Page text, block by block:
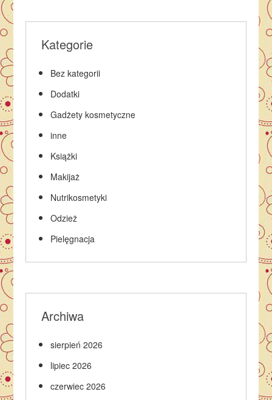
Kategorie
Bez kategorii
Dodatki
Gadżety kosmetyczne
inne
Książki
Makijaż
Nutrikosmetyki
Odzież
Pielęgnacja
Archiwa
sierpień 2026
lipiec 2026
czerwiec 2026